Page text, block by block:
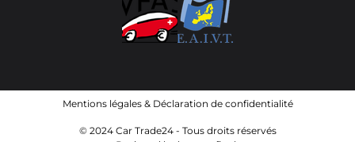
Mentions légales& Déclaration de confidentialité
© 2024 Car Trade24 - Tous droits réservés